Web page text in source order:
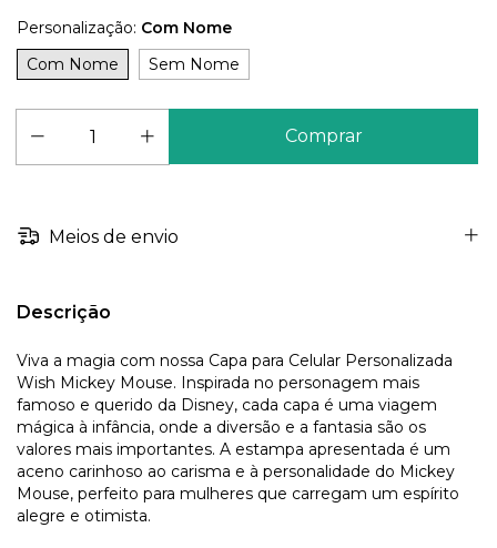
Personalização: Com Nome
Com Nome
Sem Nome
Meios de envio
Descrição
Viva a magia com nossa Capa para Celular Personalizada
Wish Mickey Mouse. Inspirada no personagem mais
famoso e querido da Disney, cada capa é uma viagem
mágica à infância, onde a diversão e a fantasia são os
valores mais importantes. A estampa apresentada é um
aceno carinhoso ao carisma e à personalidade do Mickey
Mouse, perfeito para mulheres que carregam um espírito
alegre e otimista.